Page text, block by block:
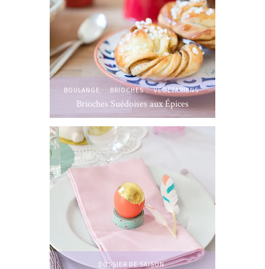
BOULANGE BRIOCHES / VÉGÉTARIENS
Brioches Suédoises aux Épices
DOSSIER DE SAISON